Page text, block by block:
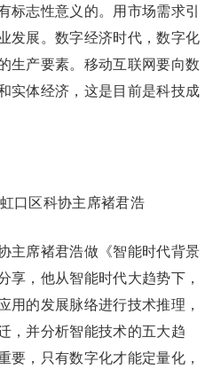
标志性意义的。用市场需求引
发展。数字经济时代，数字化
生产要素。移动互联网要向数
实体经济，这是目前是科技成
口区科协主席褚君浩
主席褚君浩做《智能时代背景
享，他从智能时代大趋势下，
用的发展脉络进行技术推理，
，并分析智能技术的五大趋
要，只有数字化才能定量化，